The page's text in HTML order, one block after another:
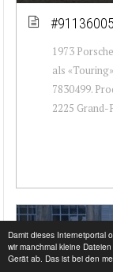
Damit dieses Internetportal
wir manchmal kleine
Gerät ab. Das ist bei den
1973
als
7830499.
2225 Grand-